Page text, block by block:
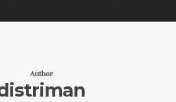
Author